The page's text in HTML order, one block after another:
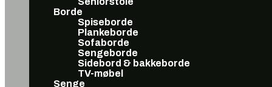
Borde
Spiseborde
Plankeborde
Sofaborde
Sengeborde
Sidebord & bakkeborde
TV-møbel
Senge